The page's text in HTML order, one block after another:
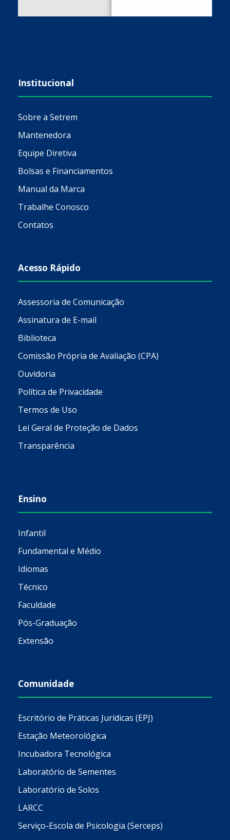
Institucional
Sobre a Setrem
Mantenedora
Equipe Diretiva
Bolsas e Financiamentos
Manual da Marca
Trabalhe Conosco
Contatos
Acesso Rápido
Assessoria de Comunicação
Assinatura de E-mail
Biblioteca
Comissão Própria de Avaliação (CPA)
Ouvidoria
Política de Privacidade
Termos de Uso
Lei Geral de Proteção de Dados
Transparência
Ensino
Infantil
Fundamental e Médio
Idiomas
Técnico
Faculdade
Pós-Graduação
Extensão
Comunidade
Escritório de Práticas Jurídicas (EPJ)
Estação Meteorológica
Incubadora Tecnológica
Laboratório de Sementes
Laboratório de Solos
LARCC
Serviço-Escola de Psicologia (Serceps)